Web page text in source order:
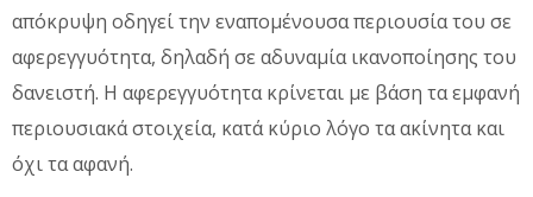
απόκρυψη οδηγεί την εναπομένουσα περιουσία του σε
αφερεγγυότητα, δηλαδή σε αδυναμία ικανοποίησης του
δανειστή. Η αφερεγγυότητα κρίνεται με βάση τα εμφανή
περιουσιακά στοιχεία, κατά κύριο λόγο τα ακίνητα και
όχι τα αφανή.